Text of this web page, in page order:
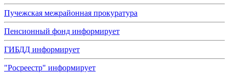
Пучежская межрайонная прокуратура
Пенсионный фонд информирует
ГИБДД информирует
"Росреестр" информирует